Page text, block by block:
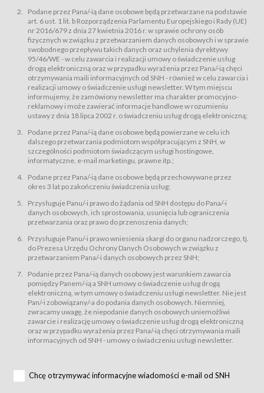
Sklep – sklep internetowy prowadzony przez Usługodawcę w Serwisie;
Regulamin – niniejszy regulamin.
§ 2
Postanowienia ogólne
Regulamin określa zasady:
świadczenia Usługobiorcom Usług przez Usługodawcę, z
zastrzeżeniem usług, o których mowa w ust. 2 pkt. 4 i 5 poniżej, których
zasady świadczenia precyzują odrębne regulaminy,
przetwarzania przez Usługodawcę danych osobowych Usługobiorców
będących osobami fizycznymi.
świadczy Usługi drogą elektroniczną w rozumieniu ustawy z dnia 18 lipca
2002 r. o świadczeniu usług drogą elektroniczną (Dz.U. z 2002 r., Nr 144, poz.
1204, z późń. zm.). Usługi świadczone są nieodpłatnie.
usługę przeglądania i odczytywania przez Usługobiorców materiałów
zamieszczanych w Serwisie,
usługę utrzymywania konta użytkownika w Serwisie,
usługę newsletter,
usługę zawierania na odległość umów nabycia Karnetów i Biletów,
usługę zawierania na odległość umów sprzedaży w Sklepie.
dnia 18 lipca 2002 r. o świadczeniu usług drogą elektroniczną (Dz.U. z 2002
r., Nr 144, poz. 1204, z późń. zm.). Usługi świadczone są nieodpłatnie.
Na zasadach określonych w Regulaminie dostęp do Serwisu jest otwarty dla
Usługobiorca przed rozpoczęciem korzystania z Serwisu jest zobowiązany
zapoznać się z Regulaminem. Założenie konta w Serwisie oraz zamówienie
usługi newsletter za pośrednictwem przeznaczonego do tego formularza
zamieszczonego na stronach Serwisu dostępnych dla wszystkich
Usługobiorców wymaga akceptacji postanowień Regulaminu.
Usługobiorca zobowiązany jest do przestrzegania postanowień Regulaminu
od chwili rozpoczęcia korzystania z Serwisu.
Regulamin jest udostępniony Usługobiorcom nieodpłatnie za
Warunki techniczne korzystania z Usług
Podane przez Pana/-ią dane osobowe będą przetwarzane na podstawie
art. 6 ust. 1 lit. b Rozporządzenia Parlamentu Europejskiego i Rady (UE)
nr 2016/679 z dnia 27 kwietnia 2016 r. w sprawie ochrony osób
fizycznych w związku z przetwarzaniem danych osobowych i w sprawie
swobodnego przepływu takich danych oraz uchylenia dyrektywy
95/46/WE - w celu zawarcia i realizacji umowy o świadczenie usług
drogą elektroniczną oraz w przypadku wyrażenia przez Pana/-ią chęci
otrzymywania maili informacyjnych od SNH - również w celu zawarcia i
realizacji umowy o świadczenie usługi newsletter. W tym miejscu
informujemy, że zamówiony newsletter ma charakter promocyjno-
reklamowy i może zawierać informacje handlowe w rozumieniu
ustawy z dnia 18 lipca 2002 r. o świadczeniu usług drogą elektroniczną;
Podane przez Pana/-ią dane osobowe będą powierzane w celu ich
dalszego przetwarzania podmiotom współpracującym z SNH, w
szczególności podmiotom świadczącym usługi hostingowe,
informatyczne, e-mail marketingu, prawne itp.;
Podane przez Pana/-ią dane osobowe będą przechowywane przez
okres 3 lat po zakończeniu świadczenia usług;
Przysługuje Panu/-i prawo do żądania od SNH dostępu do Pana/-i
danych osobowych, ich sprostowania, usunięcia lub ograniczenia
przetwarzania oraz prawo do przenoszenia danych;
Przysługuje Panu/-i prawo wniesienia skargi do organu nadzorczego, tj.
do Prezesa Urzędu Ochrony Danych Osobowych w związku z
przetwarzaniem Pana/-i danych osobowych przez SNH;
Podanie przez Pana/-ią danych osobowy jest warunkiem zawarcia
pomiędzy Panem/-ią a SNH umowy o świadczenie usług drogą
elektroniczną, w tym umowy o świadczeniu usługi newsletter. Nie jest
Pan/-i zobowiązany/-a do podania danych osobowych. Niemniej,
zwracamy uwagę, że niepodanie danych osobowych uniemożliwi
zawarcie i realizację umowy o świadczenie usług drogą elektroniczną
oraz w przypadku wyrażenia przez Pana/-ią chęci otrzymywania maili
informacyjnych od SNH - umowy o świadczeniu usługi newsletter.
Chcę otrzymywać informacyjne wiadomości e-mail od SNH